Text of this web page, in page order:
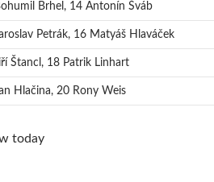
Brhel, 14 Antonín Šváb
Petrák, 16 Matyáš Hlaváček
Štancl, 18 Patrik Linhart
Hlačina, 20 Rony Weis
today